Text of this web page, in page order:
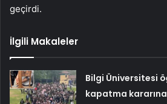
geçirdi.
İlgili Makaleler
Bilgi Üniversitesi
kapatma